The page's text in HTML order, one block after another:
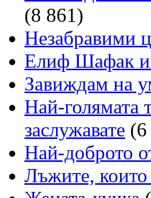
(8 861)
Незабравими
Елиф Шафак и
Завиждам на
Най-голямата
заслужавате
Най-доброто
Лъжите,